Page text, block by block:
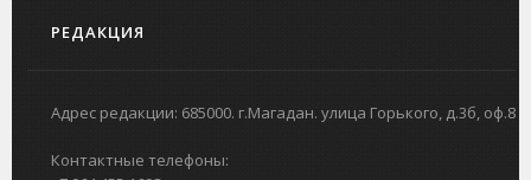
РЕДАКЦИЯ
Адрес редакции: 685000. г.Магадан. улица Горького, д.3б, оф.8
Контактные телефоны: